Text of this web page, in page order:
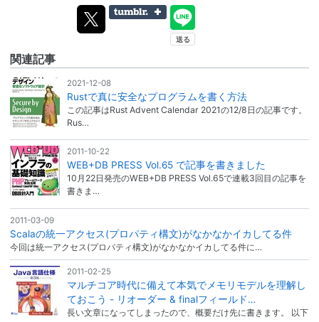
関連記事
2021-12-08
Rustで真に安全なプログラムを書く方法
この記事はRust Advent Calendar 2021の12/8日の記事です。
Rus…
2011-10-22
WEB+DB PRESS Vol.65 で記事を書きました
10月22日発売のWEB+DB PRESS Vol.65で連載3回目の記事を
書きま…
2011-03-09
Scalaの統一アクセス(プロパティ構文)がなかなかイカしてる件
今回は統一アクセス(プロパティ構文)がなかなかイカしてる件に…
2011-02-25
マルチコア時代に備えて本気でメモリモデルを理解し
ておこう - リオーダー & finalフィールド…
長い文章になってしまったので、概要だけ先に書きます。 以下